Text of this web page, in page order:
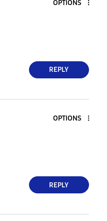
OPTIONS
REPLY
OPTIONS
REPLY